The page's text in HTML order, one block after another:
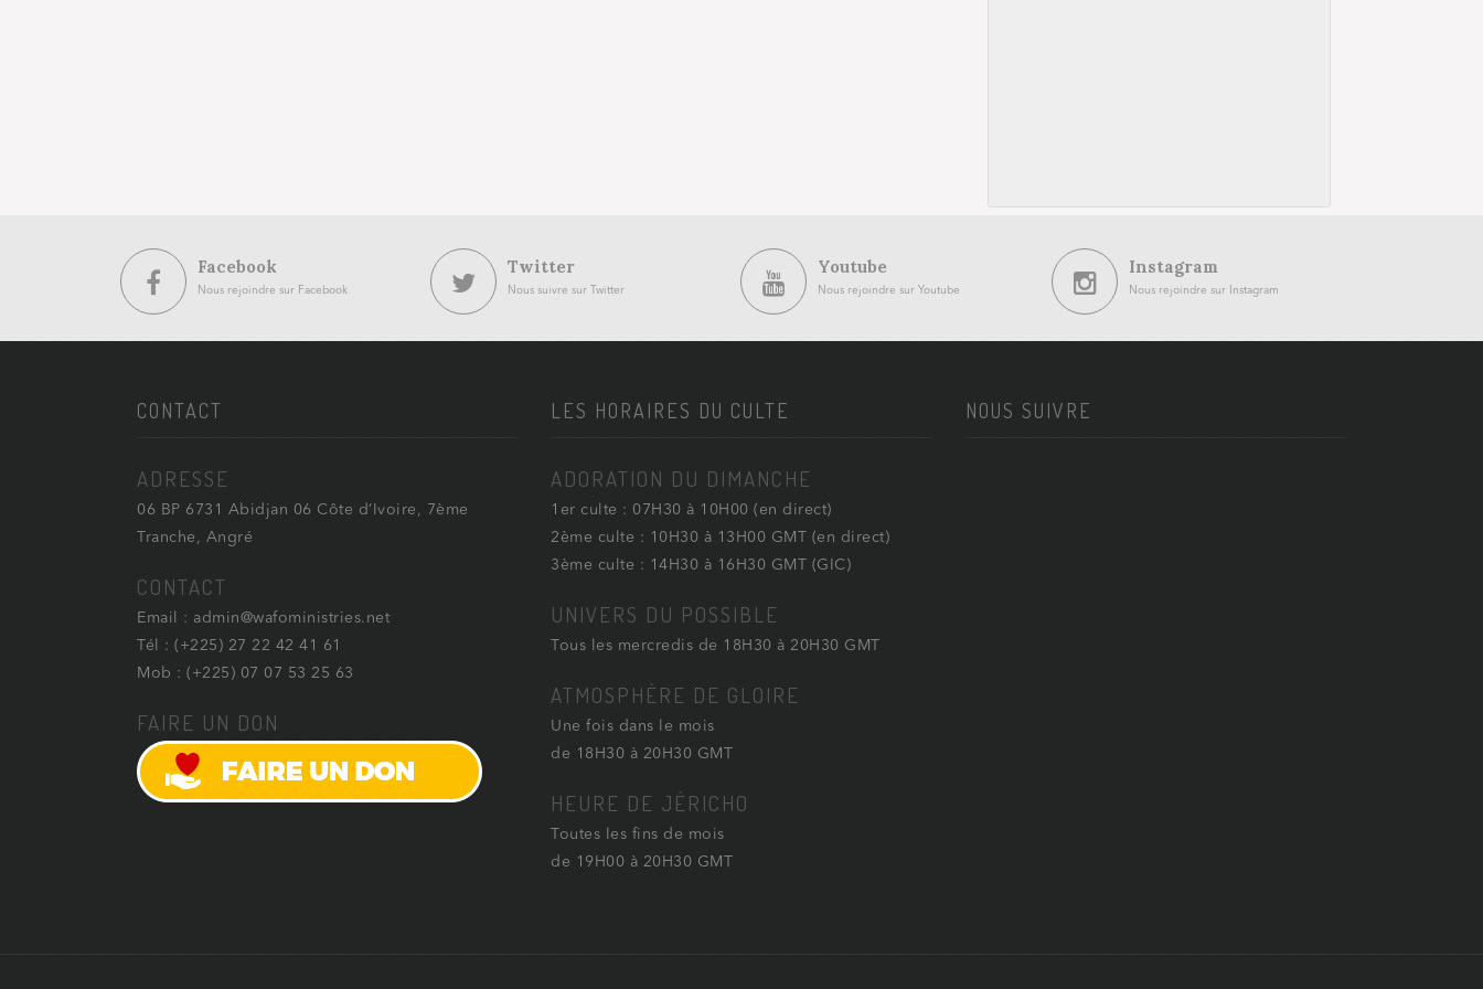
Facebook
Nous rejoindre sur Facebook
Twitter
Nous suivre sur Twitter
Youtube
Nous rejoindre sur Youtube
Instagram
Nous rejoindre sur Instagram
CONTACT
ADRESSE
06 BP 6731 Abidjan 06 Côte d’Ivoire, 7ème
Tranche, Angré
CONTACT
Email : admin@wafoministries.net
Tél : (+225) 27 22 42 41 61
Mob : (+225) 07 07 53 25 63
FAIRE UN DON
LES HORAIRES DU CULTE
ADORATION DU DIMANCHE
1er culte : 07H30 à 10H00 (en direct)
2ème culte : 10H30 à 13H00 GMT (en direct)
3ème culte : 14H30 à 16H30 GMT (GIC)
UNIVERS DU POSSIBLE
Tous les mercredis de 18H30 à 20H30 GMT
ATMOSPHÈRE DE GLOIRE
Une fois dans le mois
de 18H30 à 20H30 GMT
HEURE DE JÉRICHO
Toutes les fins de mois
de 19H00 à 20H30 GMT
NOUS SUIVRE